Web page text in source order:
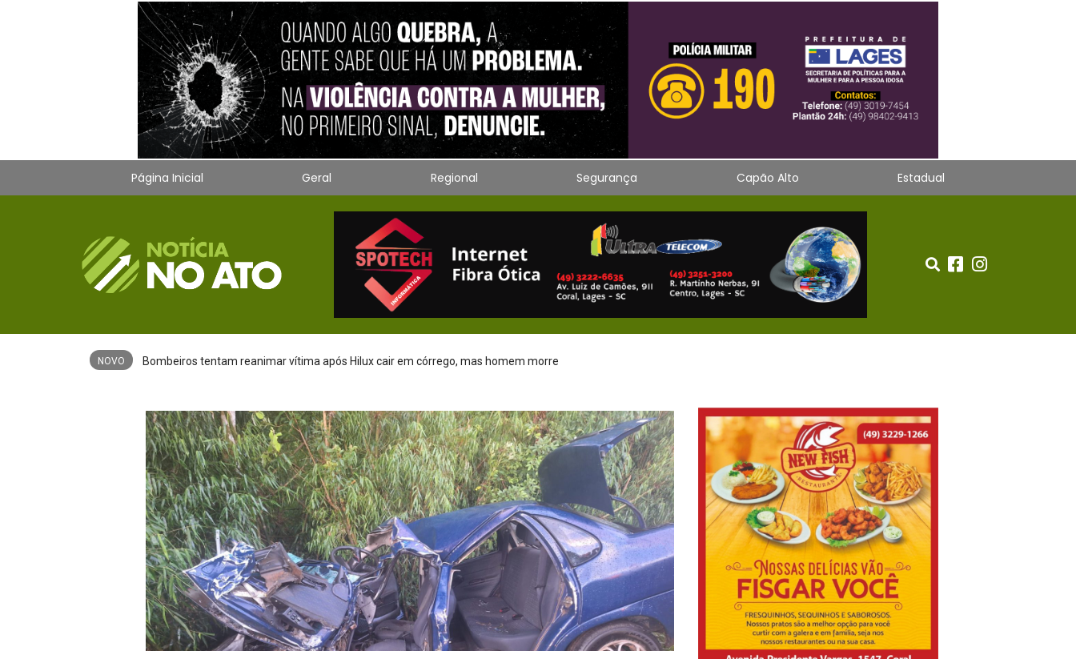
Página Inicial Geral Regional Segurança Capão Alto Estadual
NOVO Prefeitura de Lages amplia qualificação profissional e certifica novas costureiras para atender à crescente demanda do mercado de trabalho